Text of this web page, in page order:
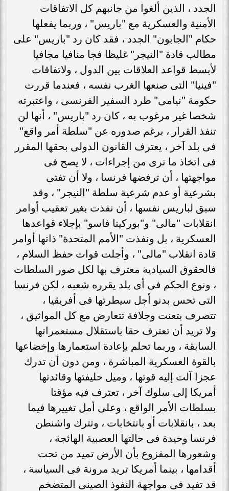
الجدد ، الذين ألغوا من جانبهم كل الاتفاقات
الأمنية والعسكرية مع "باريس" ، وربما يفعلها
حكام "الجابون" الجدد ، فقد كان رد "باريس" على
مطالب قادة "النيجر" غليظا فجا منافيا مجافيا
لأبسط قواعد العلاقات بين الدول ، ولاتفاقات
"فينيا" التى صنعها الغرب نفسه ، فعندما قررت
حكومة "نيامى" طرد السفير الفرنسى ، واعتبرته
شخصا غير مرغوب به ، كان رد "باريس" ، أنها لن
تنفذ القرار ، برغم صدوره عن "سلطة أمر واقع"
فى بلد آخر ، يعترف القانون الدولى بحقها المقرر
فى اتخاذ ما ترى من إجراءات ، لا يصح فى
مواجهتها ، أن ترفضها فرنسا ، ولا أن تفتى
بشرعية أو عدم شرعية سلطة "النيجر" ، وقد
سبق لباريس نفسها ، أن نفذت بغير تعقيب أوامر
انقلابات "مالى" و"بوركينا فاسو" بإجلاء قواعدها
العسكرية ، بل ونفذت "الأمم المتحدة" ذاتها أوامر
قادة انقلاب "مالى" ، وأجلت قوات حفظ السلام ،
فالحقوق السيادية معترف بها لكل صور السلطات
، ونوع الحكم فى أى بلد يقرره شعبه ، لكن فرنسا
التى تحس بدنو أجل سيطرتها فى أفريقيا ،
تتصرف بتعنت وجلافة تتعارض مع كل المواثيق ،
ولا تريد أن تعترف حقا باستقلال مستعمراتها
السابقة ، وربما تحلم بإعادة استعمارها وإخضاعها
بالقوة العسكرية المباشرة ، ومن دون أن تدرك
عجزا آلت إليه قوتها ، وميل حليفتها وقائدتها
أمريكا إلى سلوك آخر ، تعترف فيه مؤقتا
بسلطات الأمر الواقع ، وعلى أمل تغييرها فيما
بعد ، بانقلابات أو بانتخابات ، وتترك واشنطن
فرنسا وحيدة فى حالتها العصبية الهائجة ،
وشعورها المفزوع بأن الأرض تميد من تحت
أقدامها ، بينما أمريكا تريد مرونة فى السياسة ،
قد تفيد فى مواجهة النفوذ الصينى المتضخم